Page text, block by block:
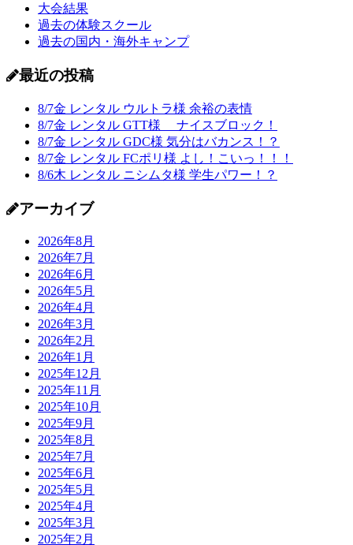
大会結果
過去の体験スクール
過去の国内・海外キャンプ
最近の投稿
8/7金 レンタル ウルトラ様 余裕の表情
8/7金 レンタル GTT様 ナイスブロック！
8/7金 レンタル GDC様 気分はバカンス！？
8/7金 レンタル FCポリ様 よし！こいっ！！！
8/6木 レンタル ニシムタ様 学生パワー！？
アーカイブ
2026年8月
2026年7月
2026年6月
2026年5月
2026年4月
2026年3月
2026年2月
2026年1月
2025年12月
2025年11月
2025年10月
2025年9月
2025年8月
2025年7月
2025年6月
2025年5月
2025年4月
2025年3月
2025年2月